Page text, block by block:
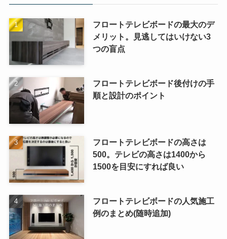
フロートテレビボードの最大のデ
メリット。見逃してはいけない3
つの盲点
フロートテレビボード後付けの手
順と設計のポイント
フロートテレビボードの高さは
500。テレビの高さは1400から
1500を目安にすれば良い
フロートテレビボードの人気施工
例のまとめ(随時追加)